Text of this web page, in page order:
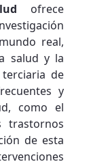
ofrece
real,
salud y la
de
y
como el
trastornos
de esta